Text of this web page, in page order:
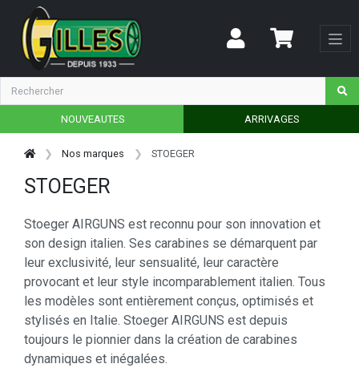
NOUVEAUTES ARRIVAGES
Nos marques STOEGER
STOEGER
Stoeger AIRGUNS est reconnu pour son innovation et
son design italien. Ses carabines se démarquent par
leur exclusivité, leur sensualité, leur caractère
provocant et leur style incomparablement italien. Tous
les modèles sont entièrement conçus, optimisés et
stylisés en Italie. Stoeger AIRGUNS est depuis
toujours le pionnier dans la création de carabines
dynamiques et inégalées.